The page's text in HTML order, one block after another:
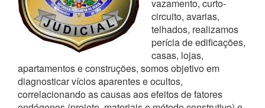
vazamento, curto-
circuito, avarias,
telhados, realizamos
perícia de edificações,
casas, lojas,
apartamentos e construções, somos objetivo em
diagnosticar vícios aparentes e ocultos,
correlacionando as causas aos efeitos de fatores